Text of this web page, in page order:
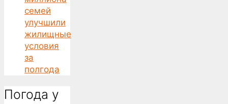
семей
улучшили
жилищные
условия
за
полгода
Погода у